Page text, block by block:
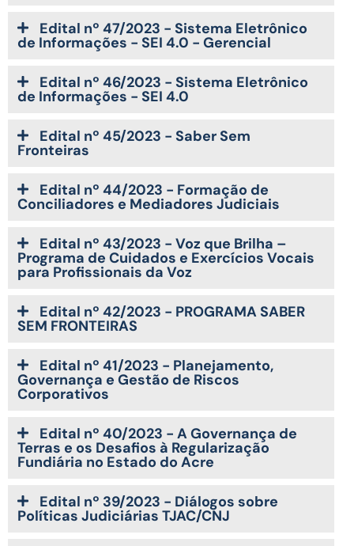
Edital nº 47/2023 - Sistema Eletrônico
de Informações - SEI 4.0 - Gerencial
Edital nº 46/2023 - Sistema Eletrônico
de Informações - SEI 4.0
Edital nº 45/2023 - Saber Sem
Fronteiras
Edital nº 44/2023 - Formação de
Conciliadores e Mediadores Judiciais
Edital nº 43/2023 - Voz que Brilha –
Programa de Cuidados e Exercícios Vocais
para Profissionais da Voz
Edital nº 42/2023 - PROGRAMA SABER
SEM FRONTEIRAS
Edital nº 41/2023 - Planejamento,
Governança e Gestão de Riscos
Corporativos
Edital nº 40/2023 - A Governança de
Terras e os Desafios à Regularização
Fundiária no Estado do Acre
Edital nº 39/2023 - Diálogos sobre
Políticas Judiciárias TJAC/CNJ